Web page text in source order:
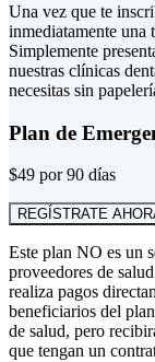
Una vez que te
inmediatamente una
Simplemente
nuestras clínicas
necesitas sin
Plan de
$49 por 90 días
REGÍSTRATE
Este plan NO es un
proveedores de
realiza pagos
beneficiarios del
de salud, pero
que tengan un